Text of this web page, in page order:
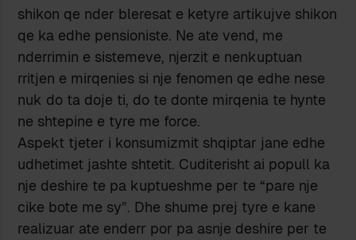
shikon qe nder bleresat e ketyre artikujve shikon
qe ka edhe pensioniste. Ne ate vend, me
nderrimin e sistemeve, njerzit e nenkuptuan
rritjen e mirqenies si nje fenomen qe edhe nese
nuk do ta doje ti, do te donte mirqenia te hynte
ne shtepine e tyre me force.
Aspekt tjeter i konsumizmit shqiptar jane edhe
udhetimet jashte shtetit. Cuditerisht ai popull ka
nje deshire te pa kuptueshme per te “pare nje
cike bote me sy”. Dhe shume prej tyre e kane
realizuar ate enderr por pa asnje deshire per te